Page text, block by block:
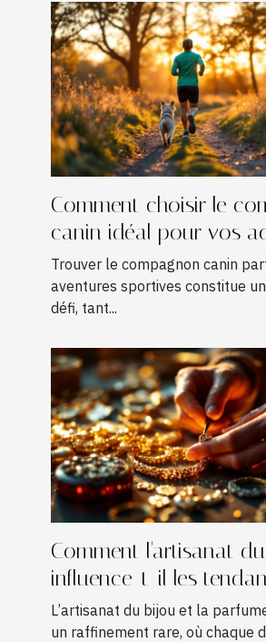
Comment choisir le
canin idéal pour vos
sportives ?
Trouver le compagnon canin
aventures sportives constitue
défi, tant...
Comment l'artisanat
influence-t-il les
parfumerie ?
L’artisanat du bijou et la
un raffinement rare, où chaque